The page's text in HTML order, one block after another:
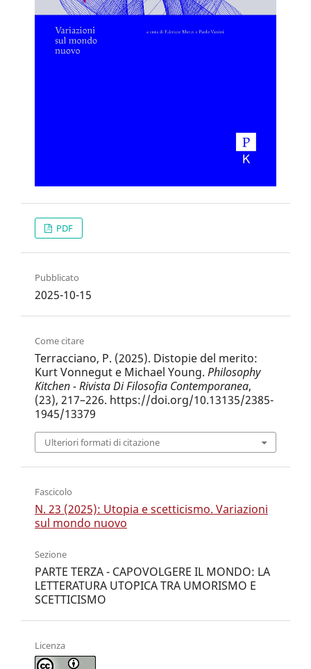
PDF
Pubblicato
2025-10-15
Come citare
Terracciano, P. (2025). Distopie del merito:
Kurt Vonnegut e Michael Young. Philosophy
Kitchen - Rivista Di Filosofia Contemporanea,
(23), 217–226. https://doi.org/10.13135/2385-
1945/13379
Ulteriori formati di citazione
Fascicolo
N. 23 (2025): Utopia e scetticismo. Variazioni
sul mondo nuovo
Sezione
PARTE TERZA - CAPOVOLGERE IL MONDO: LA
LETTERATURA UTOPICA TRA UMORISMO E
SCETTICISMO
Licenza